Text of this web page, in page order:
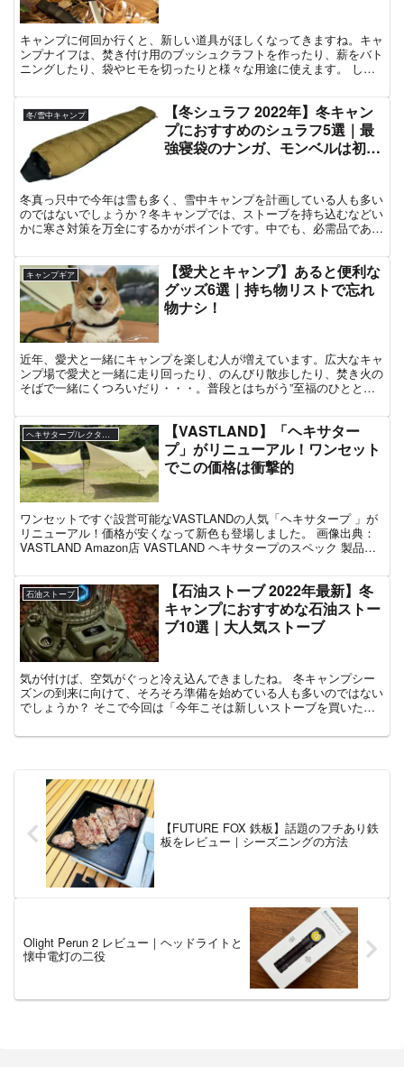
キャンプに何回か行くと、新しい道具がほしくなってきますね。キャ
ンプナイフは、焚き付け用のブッシュクラフトを作ったり、薪をバト
ニングしたり、袋やヒモを切ったりと様々な用途に使えます。 しか
冬/雪中キャンプ
【冬シュラフ 2022年】冬キャン
プにおすすめのシュラフ5選｜最
強寝袋のナンガ、モンベルは初心
冬真っ只中で今年は雪も多く、雪中キャンプを計画している人も多い
のではないでしょうか？冬キャンプでは、ストーブを持ち込むなどい
かに寒さ対策を万全にするかがポイントです。中でも、必需品である
キャンプギア
【愛犬とキャンプ】あると便利な
グッズ6選｜持ち物リストで忘れ
物ナシ！
近年、愛犬と一緒にキャンプを楽しむ人が増えています。広大なキャ
ンプ場で愛犬と一緒に走り回ったり、のんびり散歩したり、焚き火の
そばで一緒にくつろいだり・・・。普段とはちがう”至福のひとと
ヘキサタープ/レクタタープ
【VASTLAND】「ヘキサター
プ」がリニューアル！ワンセット
でこの価格は衝撃的
ワンセットですぐ設営可能なVASTLANDの人気「ヘキサタープ 」が
リニューアル！価格が安くなって新色も登場しました。 画像出典：
VASTLAND Amazon店 VASTLAND ヘキサタープのスペック 製品名
石油ストーブ
【石油ストーブ 2022年最新】冬
キャンプにおすすめな石油ストー
ブ10選｜大人気ストーブ
気が付けば、空気がぐっと冷え込んできましたね。 冬キャンプシー
ズンの到来に向けて、そろそろ準備を始めている人も多いのではない
でしょうか？ そこで今回は「今年こそは新しいストーブを買いた
【FUTURE FOX 鉄板】話題のフチあり鉄
板をレビュー｜シーズニングの方法
Olight Perun 2 レビュー｜ヘッドライトと
懐中電灯の二役